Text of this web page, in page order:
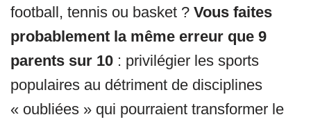
football, tennis ou basket ? Vous faites
probablement la même erreur que 9
parents sur 10 : privilégier les sports
populaires au détriment de disciplines
« oubliées » qui pourraient transformer le